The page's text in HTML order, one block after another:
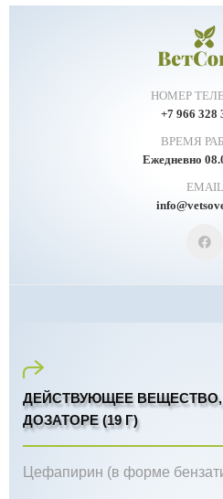
НОМЕР
+7 966 328
ВРЕМЯ
Ежедневно
EMAIL
ДЕЙСТВУЮЩЕЕ
ДОЗАТОРЕ (19 Г)
Цефапирин (в форме